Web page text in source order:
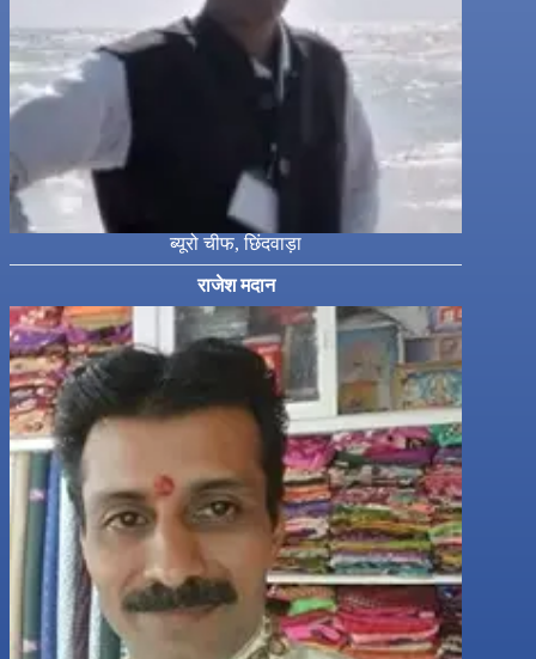
ब्यूरो चीफ, छिंदवाड़ा
राजेश मदान